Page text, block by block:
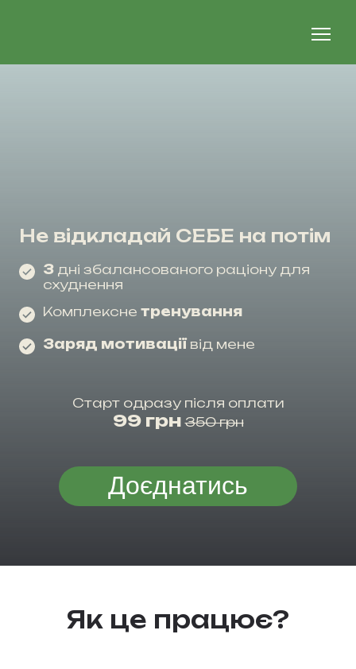
Не відкладай СЕБЕ на потім
3 дні збалансованого раціону для
схуднення
Комплексне тренування
Заряд мотиваціївід мене
Старт одразу після оплати
99 грн 350 грн
Доєднатись
Як це працює?